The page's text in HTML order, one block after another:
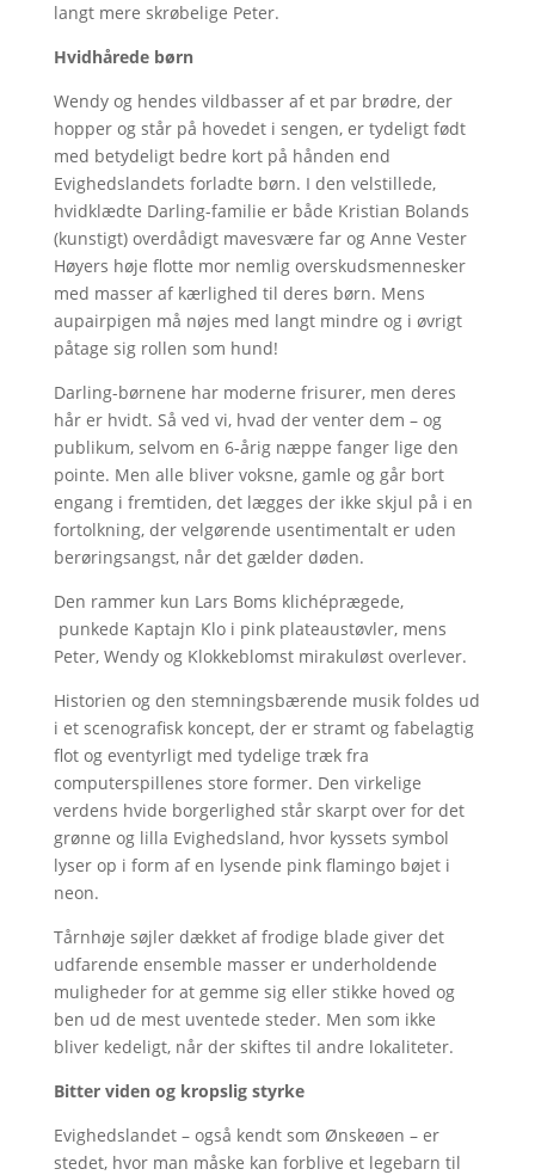
langt mere skrøbelige Peter.
Hvidhårede børn
Wendy og hendes vildbasser af et par brødre, der
hopper og står på hovedet i sengen, er tydeligt født
med betydeligt bedre kort på hånden end
Evighedslandets forladte børn. I den velstillede,
hvidklædte Darling-familie er både Kristian Bolands
(kunstigt) overdådigt mavesvære far og Anne Vester
Høyers høje flotte mor nemlig overskudsmennesker
med masser af kærlighed til deres børn. Mens
aupairpigen må nøjes med langt mindre og i øvrigt
påtage sig rollen som hund!
Darling-børnene har moderne frisurer, men deres
hår er hvidt. Så ved vi, hvad der venter dem – og
publikum, selvom en 6-årig næppe fanger lige den
pointe. Men alle bliver voksne, gamle og går bort
engang i fremtiden, det lægges der ikke skjul på i en
fortolkning, der velgørende usentimentalt er uden
berøringsangst, når det gælder døden.
Den rammer kun Lars Boms klichéprægede,
punkede Kaptajn Klo i pink plateaustøvler, mens
Peter, Wendy og Klokkeblomst mirakuløst overlever.
Historien og den stemningsbærende musik foldes ud
i et scenografisk koncept, der er stramt og fabelagtig
flot og eventyrligt med tydelige træk fra
computerspillenes store former. Den virkelige
verdens hvide borgerlighed står skarpt over for det
grønne og lilla Evighedsland, hvor kyssets symbol
lyser op i form af en lysende pink flamingo bøjet i
neon.
Tårnhøje søjler dækket af frodige blade giver det
udfarende ensemble masser er underholdende
muligheder for at gemme sig eller stikke hoved og
ben ud de mest uventede steder. Men som ikke
bliver kedeligt, når der skiftes til andre lokaliteter.
Bitter viden og kropslig styrke
Evighedslandet – også kendt som Ønskeøen – er
stedet, hvor man måske kan forblive et legebarn til